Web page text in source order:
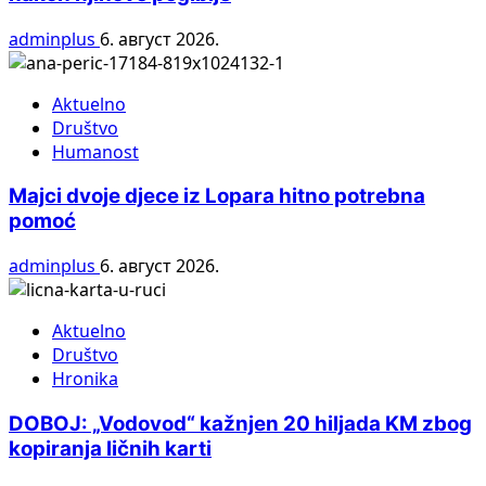
adminplus 6. август 2026.
Aktuelno
Društvo
Humanost
Majci dvoje djece iz Lopara hitno potrebna
pomoć
adminplus 6. август 2026.
Aktuelno
Društvo
Hronika
DOBOJ: „Vodovod“ kažnjen 20 hiljada KM zbog
kopiranja ličnih karti